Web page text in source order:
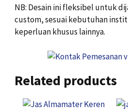
NB: Desain ini fleksibel untuk
custom, sesuai kebutuhan
keperluan khusus lainnya.
Related products